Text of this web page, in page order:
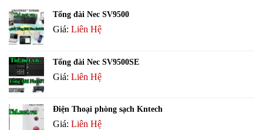
Tổng đài Nec SV9500
Giá: Liên Hệ
Tổng đài Nec SV9500SE
Giá: Liên Hệ
Điện Thoại phòng sạch Kntech
Giá: Liên Hệ